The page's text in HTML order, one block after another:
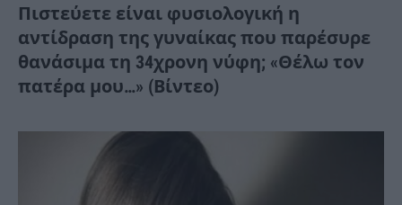
Πιστεύετε είναι φυσιολογική η
αντίδραση της γυναίκας που παρέσυρε
θανάσιμα τη 34χρονη νύφη; «Θέλω τον
πατέρα μου…» (Βίντεο)